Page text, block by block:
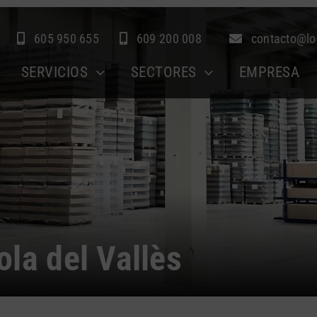
605 950 655 609 200 008
SERVICIOS SECTORES EMPRESA
del Vallès